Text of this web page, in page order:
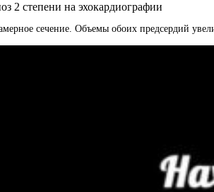
сечение. Объемы обоих предсердий